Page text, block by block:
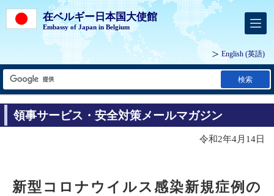
在ベルギー日本国大使館
Embassy of Japan in Belgium
English (英語)
検索
領事サービス・安全対策メールマガジン
令和2年4月14日
新型コロナウイルス感染新規症例の